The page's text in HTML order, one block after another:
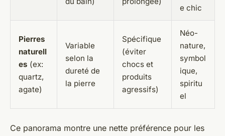
e chic
Pierres
naturell
es (ex:
quartz,
agate)
Variable
selon la
dureté de
la pierre
Spécifique
(éviter
chocs et
produits
agressifs)
Néo-
nature,
symbol
ique,
spiritu
el
Ce panorama montre une nette préférence pour les